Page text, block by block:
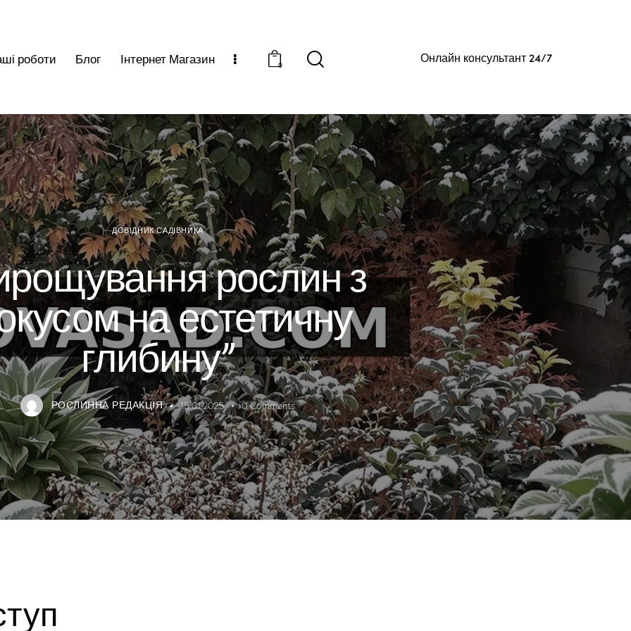
роботи Блог Інтернет Магазин 0
Онлайн консультант 24/7
ДОВІДНИК САДІВНИКА
рослин з
на естетичну
глибину”
РОСЛИННА РЕДАКЦІЯ 15.01.2025 0 Comments